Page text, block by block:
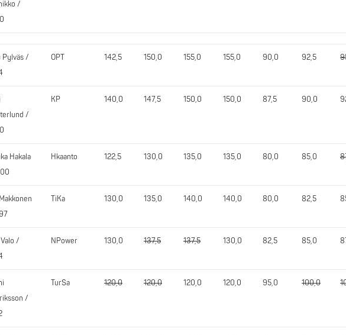
/
Pylväs /
OPT 142,5 150,0 155,0 155,0 90,0 92,5
/
KP 140,0 147,5 150,0 150,0 87,5 90,0
Hakala
Hkaanto 122,5 130,0 135,0 135,0 80,0 85,0
TiKa 130,0 135,0 140,0 140,0 80,0 82,5
/
NPower 130,0 137,5 137,5 130,0 82,5 85,0
/
TurSa 120,0 120,0 120,0 120,0 95,0 100,0